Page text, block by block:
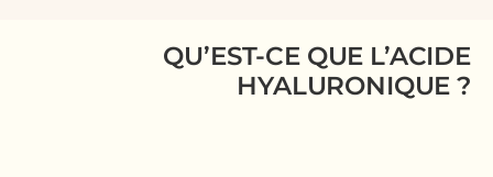
QU’EST-CE QUE L’ACIDE
HYALURONIQUE ?